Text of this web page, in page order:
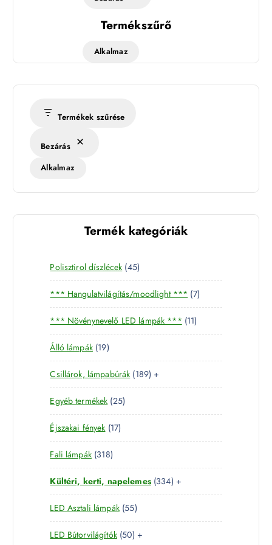
Termékszűrő
Alkalmaz
Termékek szűrése
Bezárás
Alkalmaz
Termék kategóriák
Polisztirol díszlécek 454
5
t
e
r
m
k
*** Hangulatvilágítás/moodlight *** 77
t
r
é
*** Növénynevelő LED lámpák *** 111
1
e
m
k
Álló lámpák 191
9
t
e
r
m
é
k
Csillárok, lámpabúrák 1891
8
t
r
é
k
+
Egyéb termékek 252
5
e
m
é
k
Éjszakai fények 171
7
e
r
m
é
k
Fali lámpák 3183
1
8
t
e
r
m
Kültéri, kerti, napelemes 3343
3
t
+
LED Asztali lámpák 555
5
t
LED Bútorvilágítók 505 +